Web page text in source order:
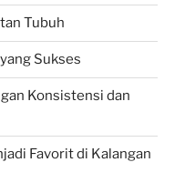
Tubuh
Sukses
Konsistensi dan
Favorit di Kalangan